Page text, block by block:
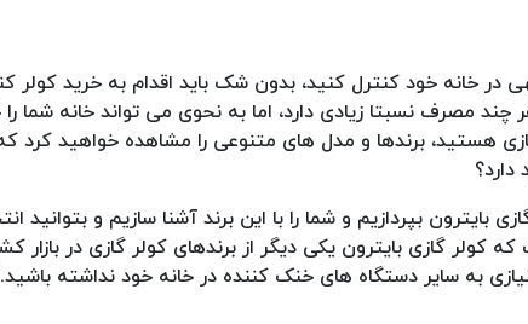
در خانه خود کنترل کنید، بدون شک باید اقدام به خرید کولر
مصرف نسبتا زیادی دارد، اما به نحوی می تواند خانه شما
هستید، برندها و مدل های متنوعی را مشاهده خواهید کرد
بایترون بپردازیم و شما را با این برند آشنا سازیم و بتوانید
کولر گازی بایترون یکی دیگر از برندهای کولر گازی در بازار
به سایر دستگاه های خنک کننده در خانه خود نداشته باشید.